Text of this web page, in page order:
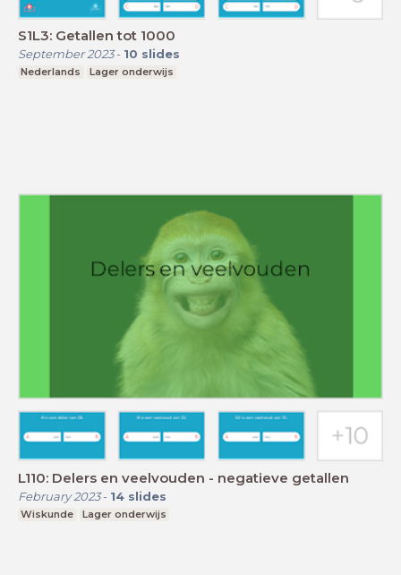
S1L3: Getallen tot 1000
September 2023- 10 slides
Nederlands Lager onderwijs
L110: Delers en veelvouden - negatieve getallen
February 2023- 14 slides
Wiskunde Lager onderwijs